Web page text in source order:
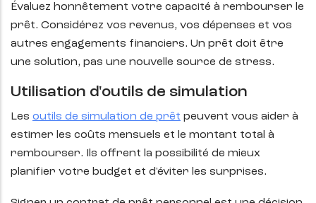
Évaluez honnêtement votre capacité à rembourser le
prêt. Considérez vos revenus, vos dépenses et vos
autres engagements financiers. Un prêt doit être
une solution, pas une nouvelle source de stress.
Utilisation d'outils de simulation
Les outils de simulation de prêt peuvent vous aider à
estimer les coûts mensuels et le montant total à
rembourser. Ils offrent la possibilité de mieux
planifier votre budget et d'éviter les surprises.